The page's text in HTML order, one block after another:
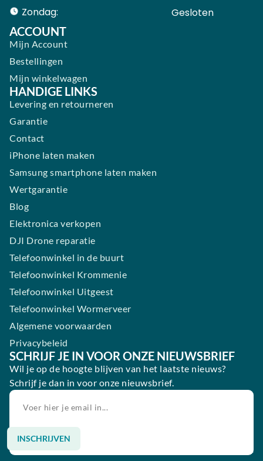
Zondag:
Gesloten ​ ​ ​ ​ ​ ​ ​
ACCOUNT
Mijn Account
Bestellingen
Mijn winkelwagen
HANDIGE LINKS
Levering en retourneren
Garantie
Contact
iPhone laten maken
Samsung smartphone laten maken
Wertgarantie
Blog
Elektronica verkopen
DJI Drone reparatie
Telefoonwinkel in de buurt
Telefoonwinkel Krommenie
Telefoonwinkel Uitgeest
Telefoonwinkel Wormerveer
Algemene voorwaarden
Privacybeleid
SCHRIJF JE IN VOOR ONZE NIEUWSBRIEF
Wil je op de hoogte blijven van het laatste nieuws?
Schrijf je dan in voor onze nieuwsbrief.
INSCHRIJVEN
Alternative: